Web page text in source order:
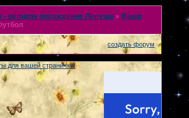
- великое похождение Лелуша » Ваши
создать форум